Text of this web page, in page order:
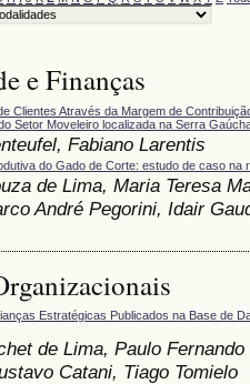
e Finanças
Clientes Através da Margem de
Setor Moveleiro localizada na Serra
Fabiano Larentis
do Gado de Corte: estudo de caso na
de Lima, Maria Teresa
André Pegorini, Idair
Estratégicas Publicados na Base de
de Lima, Paulo Fernando
Catani, Tiago Tomielo